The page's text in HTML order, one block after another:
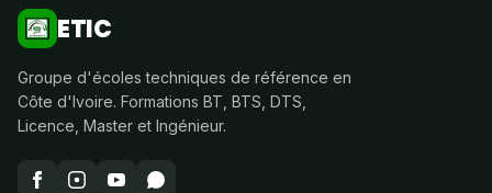
ETIC
Groupe d'écoles techniques de référence en
Côte d'Ivoire. Formations BT, BTS, DTS,
Licence, Master et Ingénieur.